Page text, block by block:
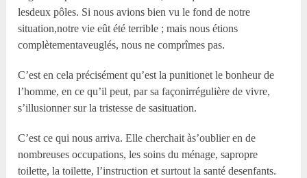
lesdeux pôles. Si nous avions bien vu le fond de notre
situation,notre vie eût été terrible ; mais nous étions
complètementaveuglés, nous ne comprîmes pas.
C’est en cela précisément qu’est la punitionet le bonheur de
l’homme, en ce qu’il peut, par sa façonirrégulière de vivre,
s’illusionner sur la tristesse de sasituation.
C’est ce qui nous arriva. Elle cherchait às’oublier en de
nombreuses occupations, les soins du ménage, sapropre
toilette, la toilette, l’instruction et surtout la santé desenfants.